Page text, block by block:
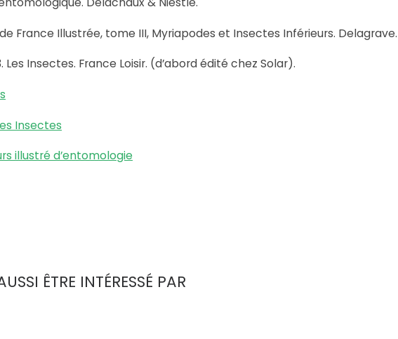
de France Illustrée, tome III, Myriapodes et Insectes Inférieurs. Delagrave.
Les Insectes. France Loisir. (d’abord édité chez Solar).
Insectes
illustré d’entomologie
ÊTRE INTÉRESSÉ PAR